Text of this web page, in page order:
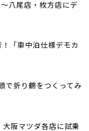
八尾店・枚方店にデ
「車中泊仕様デモカ
で折り鶴をつくってみ
阪マツダ各店に試乗